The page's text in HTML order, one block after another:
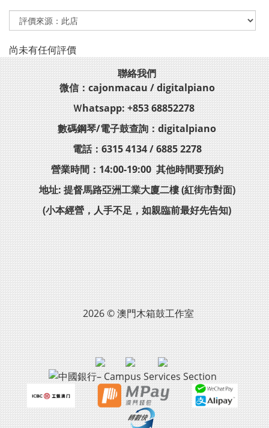
尚未有任何評價
聯絡我們
微信：cajonmacau / digitalpiano
Ｗhatsapp: +853 68852278
數碼鋼琴/電子鼓查詢：digitalpiano
電話：6315 4134 / 6885 2278
營業時間：14:00-19:00 其他時間要預約
地址: 提督馬路亞洲工業大廈二樓 (紅街市對面)
(小本經營，人手不足，如親臨前最好先告知)
2026 © 澳門木箱鼓工作室